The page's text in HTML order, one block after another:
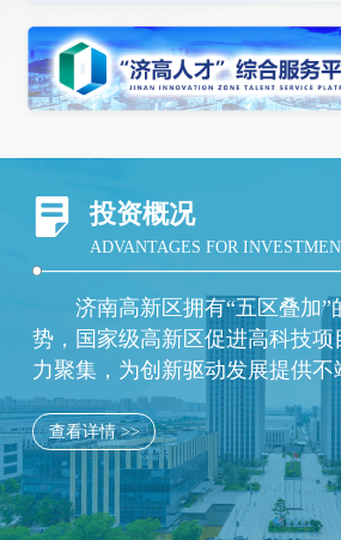
投资概况
ADVANTAGES FOR
济南高新区拥有“五区叠加”
势，国家级高新区促进高科技项
力聚集，为创新驱动发展提供不
验区所带有的先行先试制度优
的制度创新环境；综合保税区
台优势，推动高新区进出口额在
新旧动能转换起步区凭借强大的
为拓宽发展空间提供强大的红
查看详情 >>